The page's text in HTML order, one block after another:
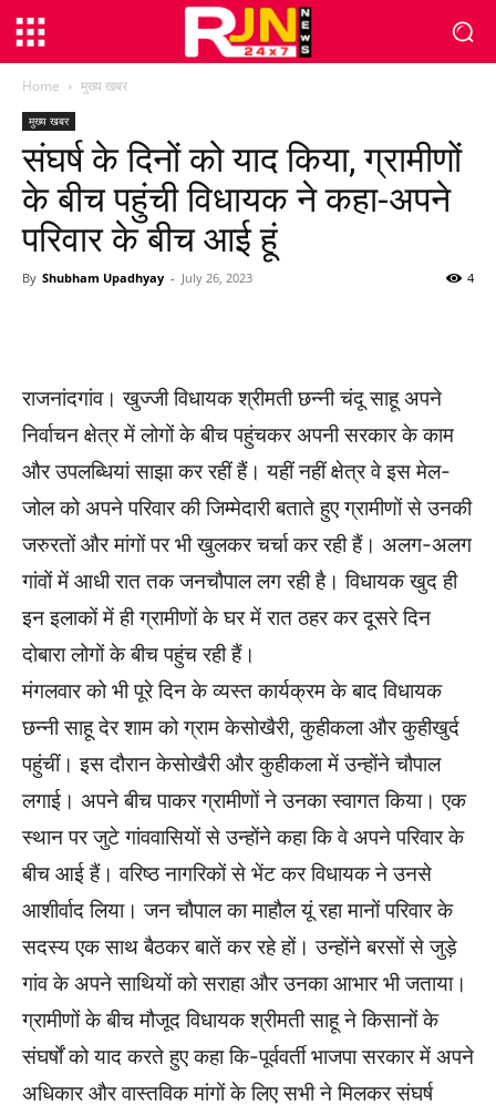
Home मुख्य खबर
मुख्य खबर
संघर्ष के दिनों को याद किया, ग्रामीणों
के बीच पहुंची विधायक ने कहा-अपने
परिवार के बीच आई हूं
By Shubham Upadhyay - July 26, 2023 4
राजनांदगांव। खुज्जी विधायक श्रीमती छन्नी चंदू साहू अपने
निर्वाचन क्षेत्र में लोगों के बीच पहुंचकर अपनी सरकार के काम
और उपलब्धियां साझा कर रहीं हैं। यहीं नहीं क्षेत्र वे इस मेल-
जोल को अपने परिवार की जिम्मेदारी बताते हुए ग्रामीणों से उनकी
जरुरतों और मांगों पर भी खुलकर चर्चा कर रही हैं। अलग-अलग
गांवों में आधी रात तक जनचौपाल लग रही है। विधायक खुद ही
इन इलाकों में ही ग्रामीणों के घर में रात ठहर कर दूसरे दिन
दोबारा लोगों के बीच पहुंच रही हैं।
मंगलवार को भी पूरे दिन के व्यस्त कार्यक्रम के बाद विधायक
छन्नी साहू देर शाम को ग्राम केसोखैरी, कुहीकला और कुहीखुर्द
पहुंचीं। इस दौरान केसोखैरी और कुहीकला में उन्होंने चौपाल
लगाई। अपने बीच पाकर ग्रामीणों ने उनका स्वागत किया। एक
स्थान पर जुटे गांववासियों से उन्होंने कहा कि वे अपने परिवार के
बीच आई हैं। वरिष्ठ नागरिकों से भेंट कर विधायक ने उनसे
आशीर्वाद लिया। जन चौपाल का माहौल यूं रहा मानों परिवार के
सदस्य एक साथ बैठकर बातें कर रहे हों। उन्होंने बरसों से जुड़े
गांव के अपने साथियों को सराहा और उनका आभार भी जताया।
ग्रामीणों के बीच मौजूद विधायक श्रीमती साहू ने किसानों के
संघर्षों को याद करते हुए कहा कि-पूर्ववर्ती भाजपा सरकार में अपने
अधिकार और वास्तविक मांगों के लिए सभी ने मिलकर संघर्ष